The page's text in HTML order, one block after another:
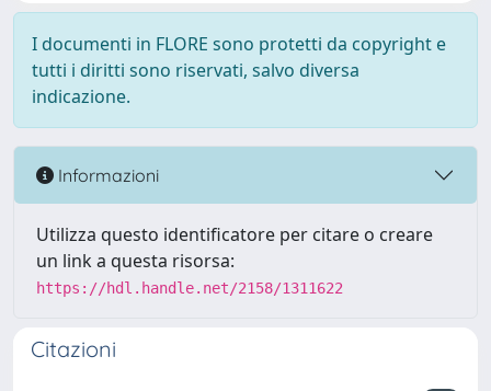
I documenti in FLORE sono protetti da copyright e
tutti i diritti sono riservati, salvo diversa
indicazione.
Informazioni
Utilizza questo identificatore per citare o creare
un link a questa risorsa:
https://hdl.handle.net/2158/1311622
Citazioni